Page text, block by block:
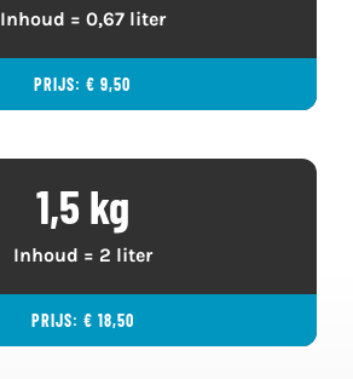
Inhoud = 0,67 liter
PRIJS: € 9,50
1,5 kg
Inhoud = 2 liter
PRIJS: € 18,50